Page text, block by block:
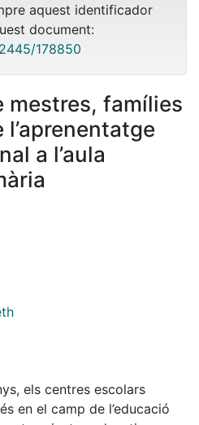
aquest identificador
document:
178850
mestres, famílies
a l’aula
els centres escolars
en el camp de l’educació